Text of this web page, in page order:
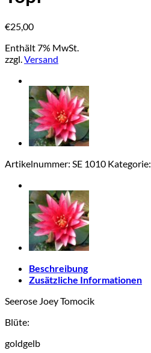
€25,00
Enthält 7% MwSt.
zzgl.Versand
Artikelnummer: SE 1010 Kategorie:
Beschreibung
Zusätzliche Informationen
Seerose Joey Tomocik
Blüte:
goldgelb